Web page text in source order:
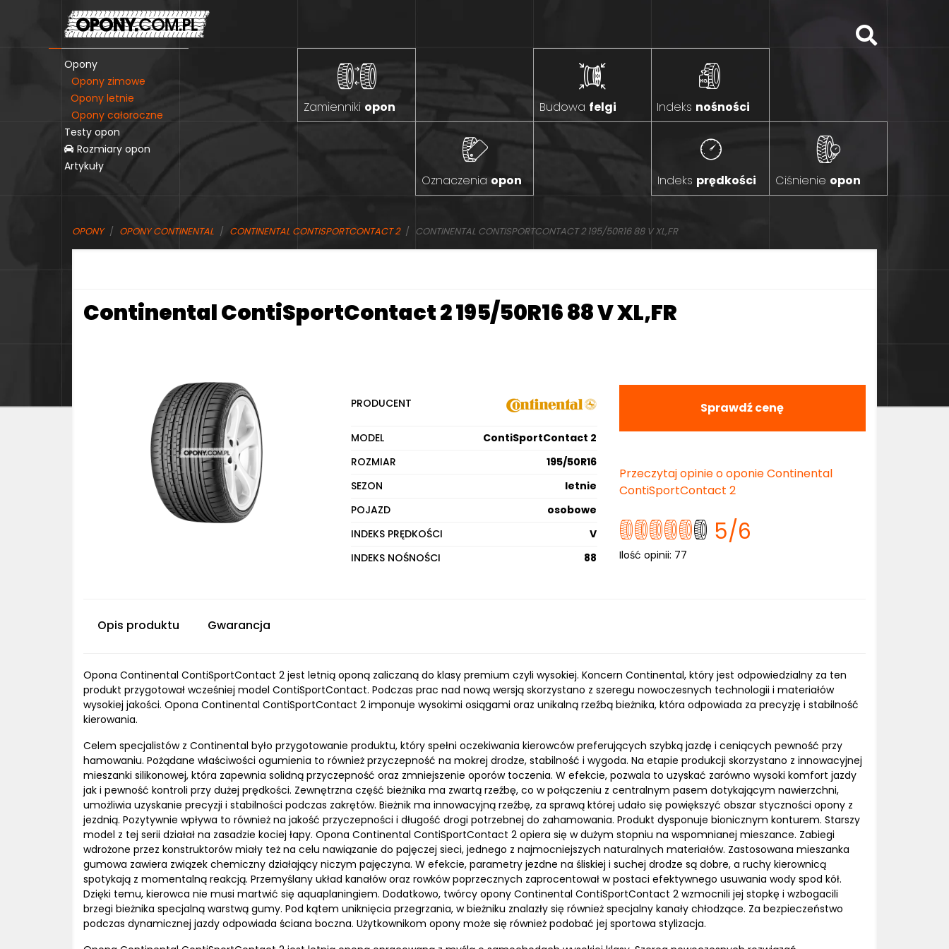
Opony
Opony zimowe
Opony letnie
Opony całoroczne
Testy opon
Rozmiary opon
Artykuły
Zamienniki opon Budowa felgi Indeks nośności
Indeks prędkości Ciśnienie opon
Oznaczenia opon
OPONY OPONY CONTINENTAL CONTINENTAL CONTISPORTCONTACT 2 CONTINENTAL CONTISPORTCONTACT 2 195/50R16 88 V XL,FR
Continental ContiSportContact 2 195/50R16 88 V XL,FR
PRODUCENT
MODEL
ContiSportContact 2
ROZMIAR
195/50R16
SEZON
letnie
POJAZD
osobowe
INDEKS PRĘDKOŚCI
V
INDEKS NOŚNOŚCI
88
Sprawdź cenę
Przeczytaj opinie o oponie Continental
ContiSportContact 2
5/6
Ilość opinii: 77
Opis produktu Gwarancja
Opona Continental ContiSportContact 2 jest letnią oponą zaliczaną do klasy premium czyli wysokiej. Koncern Continental, który jest odpowiedzialny za ten
produkt przygotował wcześniej model ContiSportContact. Podczas prac nad nową wersją skorzystano z szeregu nowoczesnych technologii i materiałów
wysokiej jakości. Opona Continental ContiSportContact 2 imponuje wysokimi osiągami oraz unikalną rzeźbą bieżnika, która odpowiada za precyzję i stabilność
kierowania.
Celem specjalistów z Continental było przygotowanie produktu, który spełni oczekiwania kierowców preferujących szybką jazdę i ceniących pewność przy
hamowaniu. Pożądane właściwości ogumienia to również przyczepność na mokrej drodze, stabilność i wygoda. Na etapie produkcji skorzystano z innowacyjnej
mieszanki silikonowej, która zapewnia solidną przyczepność oraz zmniejszenie oporów toczenia. W efekcie, pozwala to uzyskać zarówno wysoki komfort jazdy
jak i pewność kontroli przy dużej prędkości. Zewnętrzna część bieżnika ma zwartą rzeźbę, co w połączeniu z centralnym pasem dotykającym nawierzchni,
umożliwia uzyskanie precyzji i stabilności podczas zakrętów. Bieżnik ma innowacyjną rzeźbę, za sprawą której udało się powiększyć obszar styczności opony z
jezdnią. Pozytywnie wpływa to również na jakość przyczepności i długość drogi potrzebnej do zahamowania. Produkt dysponuje bionicznym konturem. Starszy
model z tej serii działał na zasadzie kociej łapy. Opona Continental ContiSportContact 2 opiera się w dużym stopniu na wspomnianej mieszance. Zabiegi
wdrożone przez konstruktorów miały też na celu nawiązanie do pajęczej sieci, jednego z najmocniejszych naturalnych materiałów. Zastosowana mieszanka
gumowa zawiera związek chemiczny działający niczym pajęczyna. W efekcie, parametry jezdne na śliskiej i suchej drodze są dobre, a ruchy kierownicą
spotykają z momentalną reakcją. Przemyślany układ kanałów oraz rowków poprzecznych zaprocentował w postaci efektywnego usuwania wody spod kół.
Dzięki temu, kierowca nie musi martwić się aquaplaningiem. Dodatkowo, twórcy opony Continental ContiSportContact 2 wzmocnili jej stopkę i wzbogacili
brzegi bieżnika specjalną warstwą gumy. Pod kątem uniknięcia przegrzania, w bieżniku znalazły się również specjalny kanały chłodzące. Za bezpieczeństwo
podczas dynamicznej jazdy odpowiada ściana boczna. Użytkownikom opony może się również podobać jej sportowa stylizacja.